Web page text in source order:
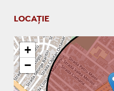
LOCAȚIE
+
−